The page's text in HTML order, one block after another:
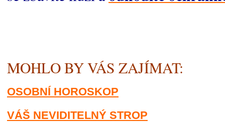
MOHLO BY VÁS ZAJÍMAT:
OSOBNÍ HOROSKOP
VÁŠ NEVIDITELNÝ STROP